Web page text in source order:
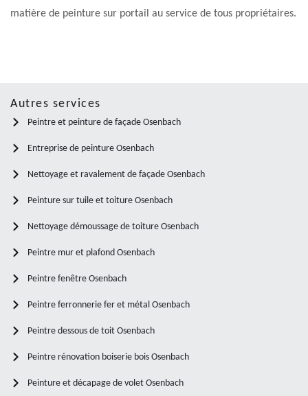
matière de peinture sur portail au service de tous propriétaires.
Autres services
Peintre et peinture de façade Osenbach
Entreprise de peinture Osenbach
Nettoyage et ravalement de façade Osenbach
Peinture sur tuile et toiture Osenbach
Nettoyage démoussage de toiture Osenbach
Peintre mur et plafond Osenbach
Peintre fenêtre Osenbach
Peintre ferronnerie fer et métal Osenbach
Peintre dessous de toit Osenbach
Peintre rénovation boiserie bois Osenbach
Peinture et décapage de volet Osenbach